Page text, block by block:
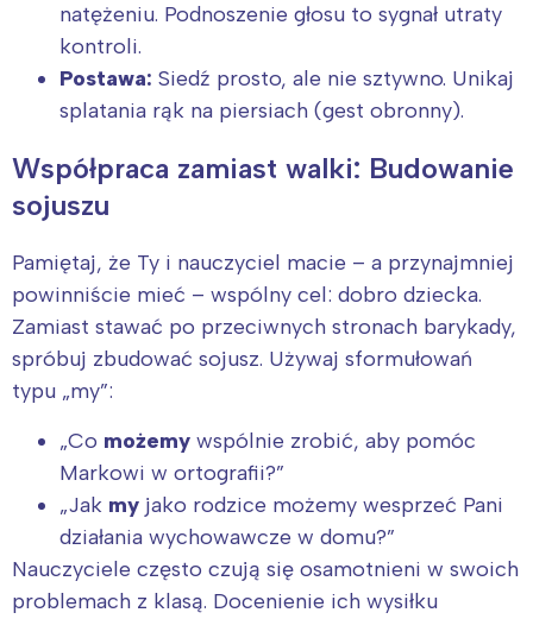
natężeniu. Podnoszenie głosu to sygnał utraty
kontroli.
Postawa: Siedź prosto, ale nie sztywno. Unikaj
splatania rąk na piersiach (gest obronny).
Współpraca zamiast walki: Budowanie
sojuszu
Pamiętaj, że Ty i nauczyciel macie – a przynajmniej
powinniście mieć – wspólny cel: dobro dziecka.
Zamiast stawać po przeciwnych stronach barykady,
spróbuj zbudować sojusz. Używaj sformułowań
typu „my”:
„Co możemy wspólnie zrobić, aby pomóc
Markowi w ortografii?”
„Jak my jako rodzice możemy wesprzeć Pani
działania wychowawcze w domu?”
Nauczyciele często czują się osamotnieni w swoich
problemach z klasą. Docenienie ich wysiłku